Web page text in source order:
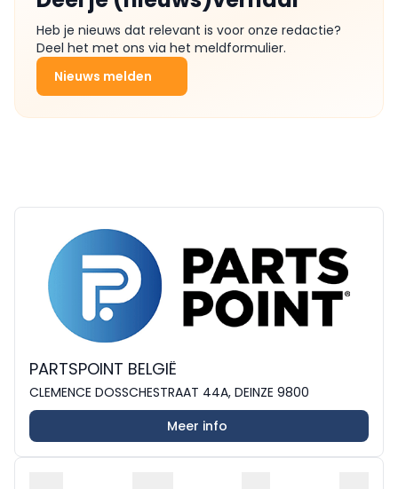
Heb je nieuws dat relevant is voor onze redactie?
Deel het met ons via het meldformulier.
Nieuws melden
PARTSPOINT BELGIË
CLEMENCE DOSSCHESTRAAT 44A, DEINZE 9800
Meer info